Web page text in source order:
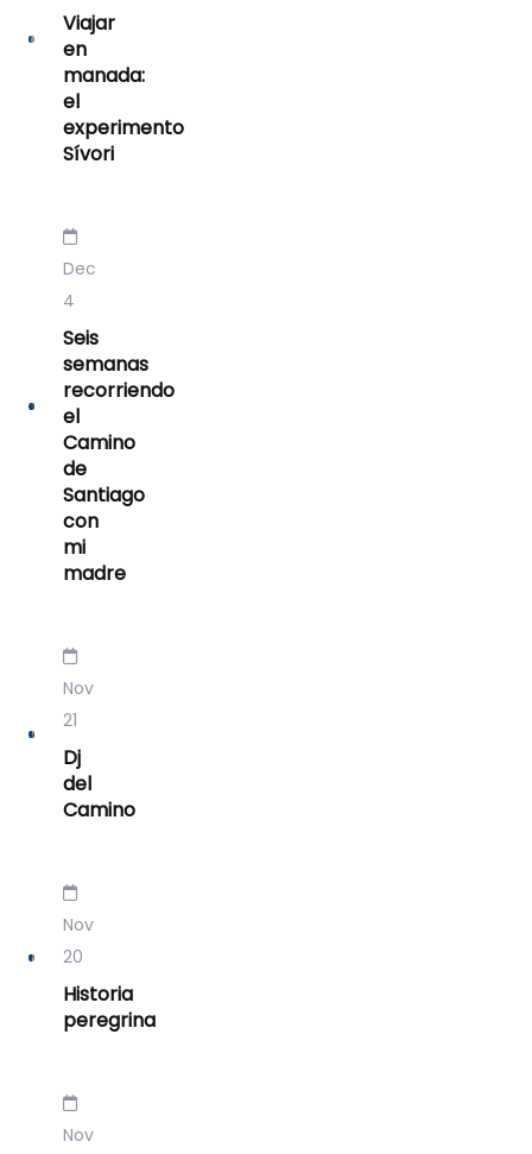
Viajar
en
manada:
el
experimento
Sívori
Dec
4
Seis
semanas
recorriendo
el
Camino
de
Santiago
con
mi
madre
Nov
21
Dj
del
Camino
Nov
20
Historia
peregrina
Nov